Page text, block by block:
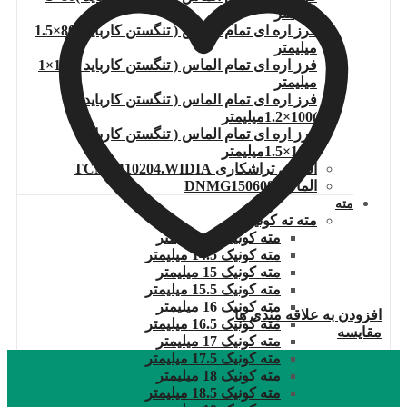
میلیمتر
فرز اره ای تمام الماس ( تنگستن کارباید )80×1.5
میلیمتر
فرز اره ای تمام الماس ( تنگستن کارباید )100×1
میلیمتر
فرز اره ای تمام الماس ( تنگستن کارباید
)100×1.2میلیمتر
فرز اره ای تمام الماس ( تنگستن کارباید
الماس تراشکاری TCMT110204.WIDIA
الماس DNMG150608
مته
مته ته کونیک
مته کونیک 14 میلیمتر
مته کونیک 14.5 میلیمتر
مته کونیک 15 میلیمتر
مته کونیک 15.5 میلیمتر
مته کونیک 16 میلیمتر
مته کونیک 16.5 میلیمتر
مته کونیک 17 میلیمتر
مته کونیک 17.5 میلیمتر
مته کونیک 18 میلیمتر
مته کونیک 18.5 میلیمتر
افزودن به علاقه مندی ها
مقایسه